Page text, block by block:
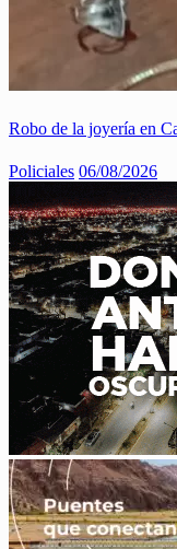
Robo de la joyería en
Policiales 06/08/2026